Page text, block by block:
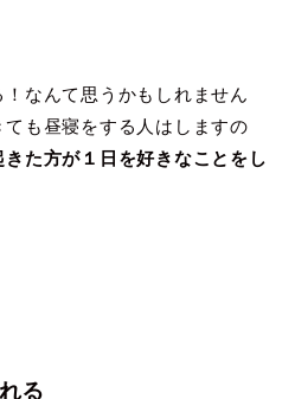
なんて思うかもしれません
も昼寝をする人はしますの
きた方が１日を好きなことをし
る